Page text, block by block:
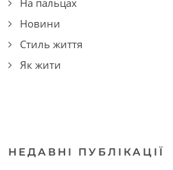
Новини
Стиль життя
Як жити
НЕДАВНІ ПУБЛІКАЦІЇ